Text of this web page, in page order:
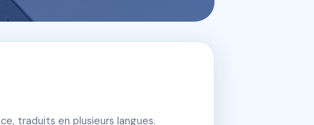
traduits en plusieurs langues.